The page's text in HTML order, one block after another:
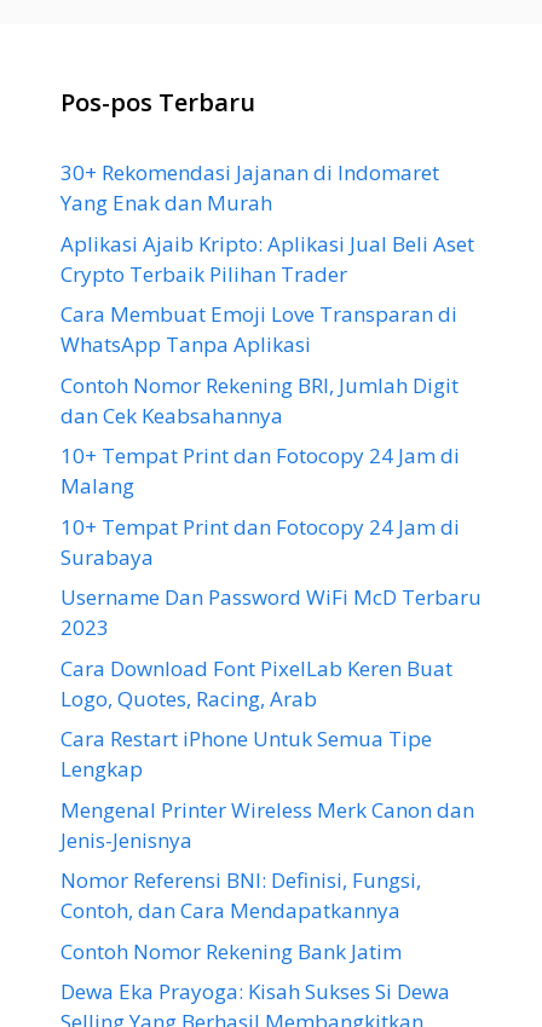
Pos-pos Terbaru
30+ Rekomendasi Jajanan di Indomaret
Yang Enak dan Murah
Aplikasi Ajaib Kripto: Aplikasi Jual Beli Aset
Crypto Terbaik Pilihan Trader
Cara Membuat Emoji Love Transparan di
WhatsApp Tanpa Aplikasi
Contoh Nomor Rekening BRI, Jumlah Digit
dan Cek Keabsahannya
10+ Tempat Print dan Fotocopy 24 Jam di
Malang
10+ Tempat Print dan Fotocopy 24 Jam di
Surabaya
Username Dan Password WiFi McD Terbaru
2023
Cara Download Font PixelLab Keren Buat
Logo, Quotes, Racing, Arab
Cara Restart iPhone Untuk Semua Tipe
Lengkap
Mengenal Printer Wireless Merk Canon dan
Jenis-Jenisnya
Nomor Referensi BNI: Definisi, Fungsi,
Contoh, dan Cara Mendapatkannya
Contoh Nomor Rekening Bank Jatim
Dewa Eka Prayoga: Kisah Sukses Si Dewa